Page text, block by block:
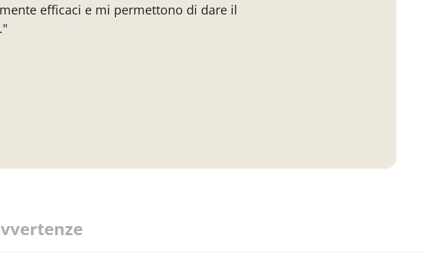
efficaci e mi permettono di dare il